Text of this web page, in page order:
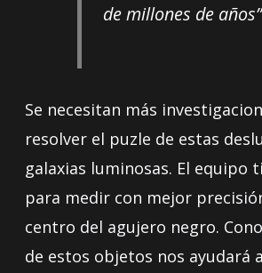
de millones de años”
Se necesitan más
resolver el puzle de estas
galaxias luminosas. El equipo
para medir con mejor
centro del agujero negro.
de estos objetos nos ayudará